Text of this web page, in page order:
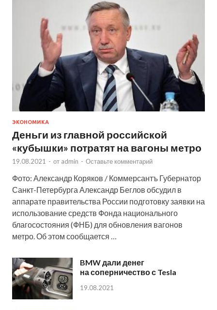
ЭКОНОМИКА
Деньги из главной российской
«кубышки» потратят на вагоны метро
19.08.2021 - от admin - Оставьте комментарий
Фото: Александр Коряков / Коммерсантъ Губернатор
Санкт-Петербурга Александр Беглов обсудил в
аппарате правительства России подготовку заявки на
использование средств Фонда национального
благосостояния (ФНБ) для обновления вагонов
метро. Об этом сообщается …
BMW дали денег
на соперничество с Tesla
19.08.2021